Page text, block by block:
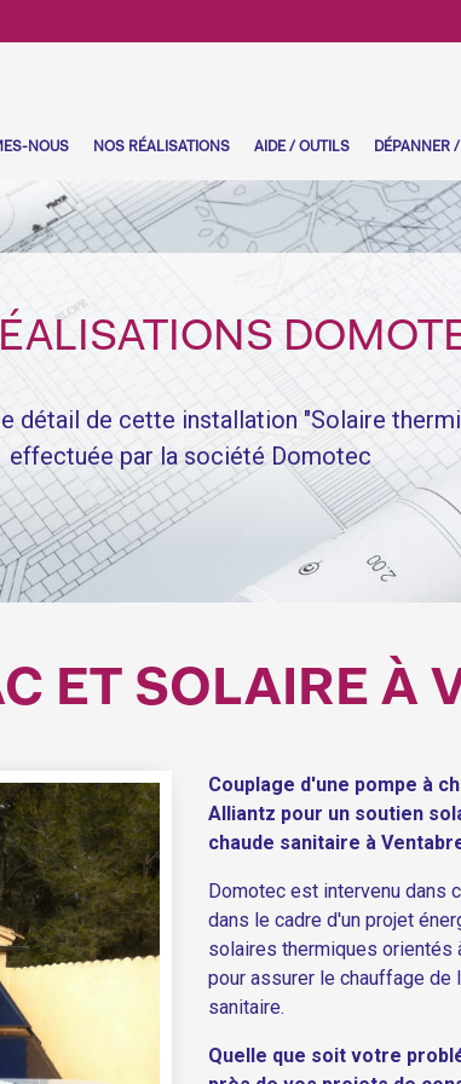
NOUS NOS RÉALISATIONS AIDE / OUTILS DÉPANNER
détail de cette installation "Solaire
effectuée par la société Domotec
ET SOLAIRE À
Couplage d'une pompe à
Alliantz pour un soutien
chaude sanitaire à
Domotec est intervenu dans
dans le cadre d'un projet
solaires thermiques orientés
pour assurer le chauffage de
sanitaire.
Quelle que soit votre